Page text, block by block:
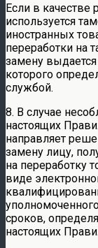
Если в качестве
используется
иностранных
переработки на
замену
которого
службой.
8. В случае
настоящих
направляет
замену лицу,
на переработку
виде
сроков,
настоящих